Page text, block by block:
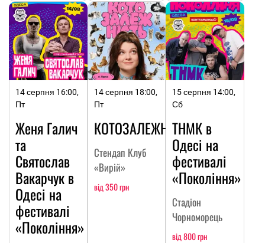
14 серпня 16:00,
Пт
Женя Галич
та
Святослав
Вакарчук в
Одесі на
фестивалі
«Покоління»
14 серпня 18:00,
Пт
КОТОЗАЛЕЖНІСТЬ
Стендап Клуб
«Вирій»
від 350 грн
15 серпня 14:00,
Сб
ТНМК в
Одесі на
фестивалі
«Покоління»
Стадіон
Чорноморець
від 800 грн